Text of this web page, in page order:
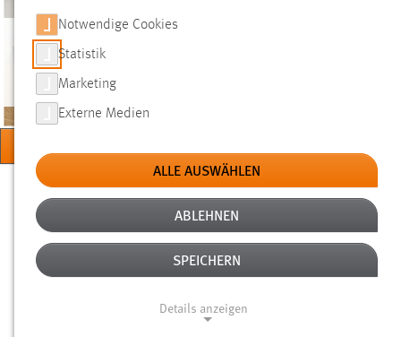
BIOMECHANIK
Sie sind hier:
DAS LABOR "BIOMECHANIK UND
SPORTWISSENSCHAFTEN" STELLT SICH
Notwendige Cookies
Statistik
Marketing
Externe Medien
ALLE AUSWÄHLEN
ABLEHNEN
SPEICHERN
Details anzeigen